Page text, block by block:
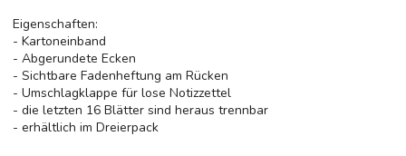
Eigenschaften:
- Kartoneinband
- Abgerundete Ecken
- Sichtbare Fadenheftung am Rücken
- Umschlagklappe für lose Notizzettel
- die letzten 16 Blätter sind heraus trennbar
- erhältlich im Dreierpack